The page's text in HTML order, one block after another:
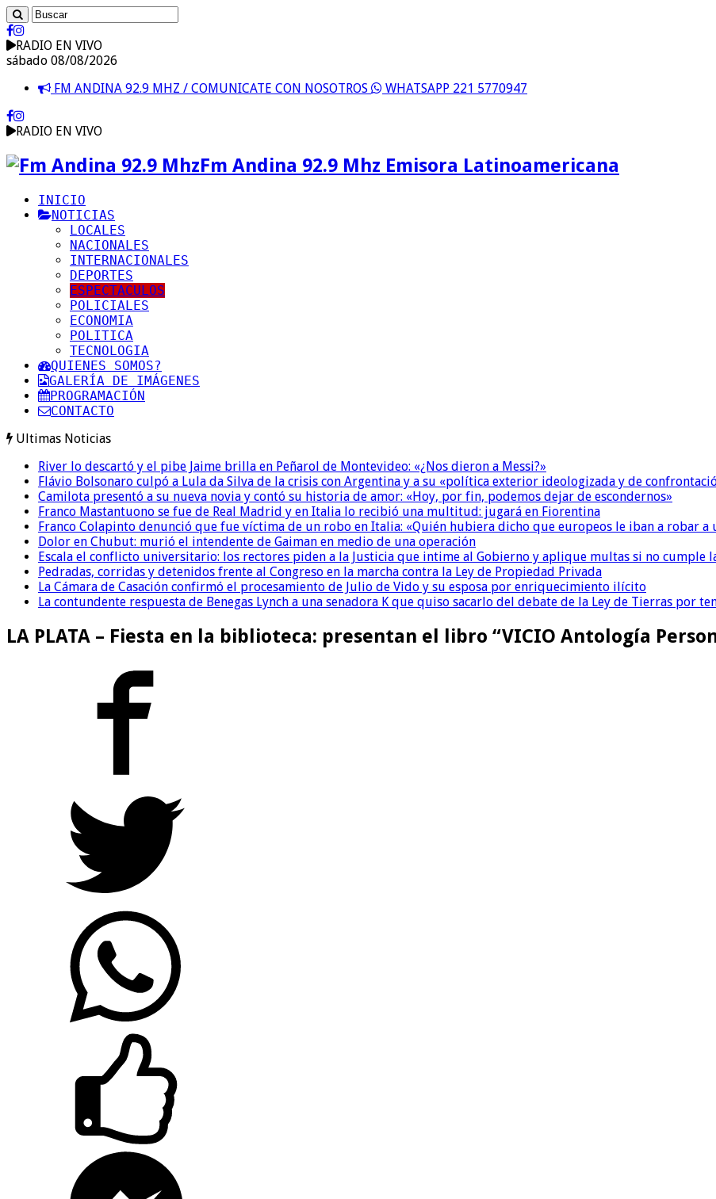
RADIO EN VIVO
sábado 08/08/2026
FM ANDINA 92.9 MHZ / COMUNICATE CON NOSOTROS
WHATSAPP 221 5770947
RADIO EN VIVO
Fm Andina 92.9 Mhz Emisora Latinoamericana
INICIO
NOTICIAS
LOCALES
NACIONALES
INTERNACIONALES
DEPORTES
ESPECTACULOS
POLICIALES
ECONOMIA
POLITICA
TECNOLOGIA
QUIENES SOMOS?
GALERÍA DE IMÁGENES
PROGRAMACIÓN
CONTACTO
Ultimas Noticias
River lo descartó y el pibe Jaime brilla en Peñarol de Montevideo: «¿Nos dieron a Messi?»
Flávio Bolsonaro culpó a Lula da Silva de la crisis con Argentina y a su «política exterior ideologizada y de
Camilota presentó a su nueva novia y contó su historia de amor: «Hoy, por fin, podemos dejar de escondernos»
Franco Mastantuono se fue de Real Madrid y en Italia lo recibió una multitud: jugará en Fiorentina
Franco Colapinto denunció que fue víctima de un robo en Italia: «Quién hubiera dicho que europeos le iban a robar a
Dolor en Chubut: murió el intendente de Gaiman en medio de una operación
Escala el conflicto universitario: los rectores piden a la Justicia que intime al Gobierno y aplique multas si no cumple
Pedradas, corridas y detenidos frente al Congreso en la marcha contra la Ley de Propiedad Privada
La Cámara de Casación confirmó el procesamiento de Julio de Vido y su esposa por enriquecimiento ilícito
La contundente respuesta de Benegas Lynch a una senadora K que quiso sacarlo del debate de la Ley de Tierras por
LA PLATA – Fiesta en la biblioteca: presentan el libro “VICIO Antología